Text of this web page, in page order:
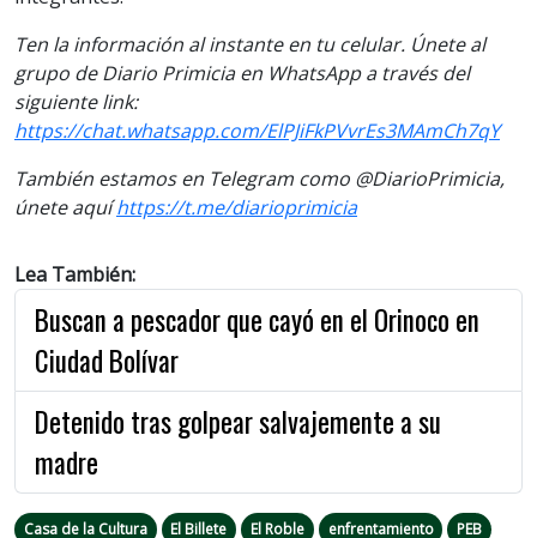
Ten la información al instante en tu celular. Únete al
grupo de Diario Primicia en WhatsApp a través del
siguiente link:
https://chat.whatsapp.com/ElPJiFkPVvrEs3MAmCh7qY
También estamos en Telegram como @DiarioPrimicia,
únete aquíhttps://t.me/diarioprimicia
Lea También:
Buscan a pescador que cayó en el Orinoco en
Ciudad Bolívar
Detenido tras golpear salvajemente a su
madre
Casa de la Cultura El Billete El Roble enfrentamiento
PEB